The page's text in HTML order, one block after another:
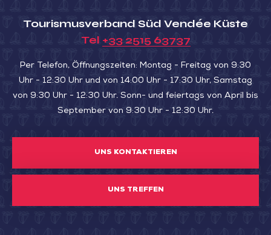
Tourismusverband Süd Vendée Küste
Tel +33 2515 63737
Per Telefon, Öffnungszeiten: Montag - Freitag von 9:30
Uhr - 12:30 Uhr und von 14:00 Uhr - 17:30 Uhr, Samstag
von 9:30 Uhr - 12:30 Uhr. Sonn- und feiertags von April bis
September von 9:30 Uhr - 12:30 Uhr.
UNS KONTAKTIEREN
UNS TREFFEN